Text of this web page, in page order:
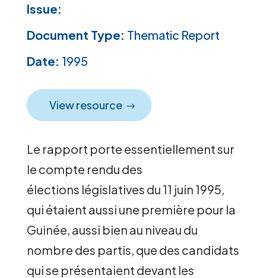
Issue:
Document Type: Thematic Report
Date: 1995
View resource
Le rapport porte essentiellement sur
le compte rendu des
élections législatives du 11 juin 1995,
qui étaient aussi une première pour la
Guinée, aussi bien au niveau du
nombre des partis, que des candidats
qui se présentaient devant les